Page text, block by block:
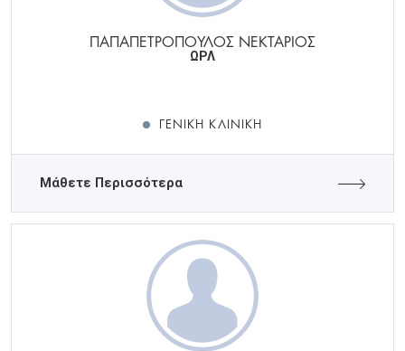
ΠΑΠΑΠΕΤΡΟΠΟΥΛΟΣ ΝΕΚΤΑΡΙΟΣ
ΩΡΛ
ΓΕΝΙΚΉ ΚΛΙΝΙΚΉ
Μάθετε Περισσότερα